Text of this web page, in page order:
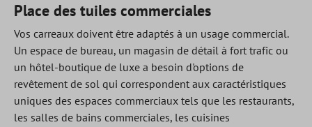
Place des tuiles commerciales
Vos carreaux doivent être adaptés à un usage commercial.
Un espace de bureau, un magasin de détail à fort trafic ou
un hôtel-boutique de luxe a besoin d'options de
revêtement de sol qui correspondent aux caractéristiques
uniques des espaces commerciaux tels que les restaurants,
les salles de bains commerciales, les cuisines